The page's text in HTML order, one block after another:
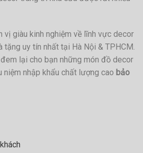
vị giàu kinh nghiệm về lĩnh vực decor
tặng uy tín nhất tại Hà Nội & TPHCM.
lại cho bạn những món đồ decor
niệm nhập khẩu chất lượng cao bảo